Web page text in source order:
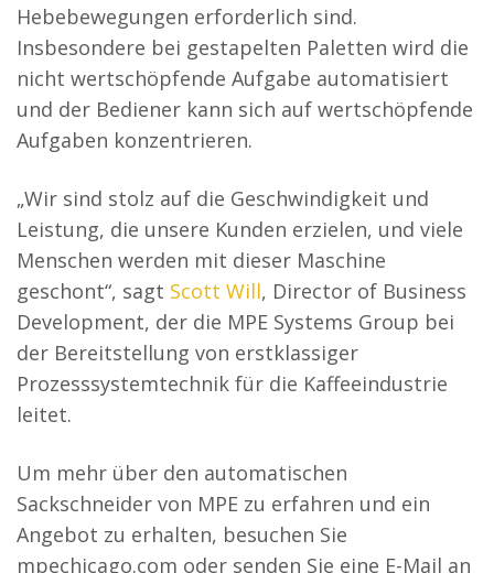
Hebebewegungen erforderlich sind.
Insbesondere bei gestapelten Paletten wird die
nicht wertschöpfende Aufgabe automatisiert
und der Bediener kann sich auf wertschöpfende
Aufgaben konzentrieren.
„Wir sind stolz auf die Geschwindigkeit und
Leistung, die unsere Kunden erzielen, und viele
Menschen werden mit dieser Maschine
geschont“, sagt Scott Will, Director of Business
Development, der die MPE Systems Group bei
der Bereitstellung von erstklassiger
Prozesssystemtechnik für die Kaffeeindustrie
leitet.
Um mehr über den automatischen
Sackschneider von MPE zu erfahren und ein
Angebot zu erhalten, besuchen Sie
mpechicago.com oder senden Sie eine E-Mail an